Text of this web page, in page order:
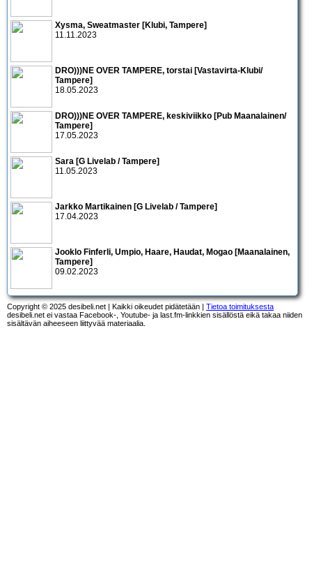
Xysma, Sweatmaster [Klubi, Tampere]
11.11.2023
DRO)))NE OVER TAMPERE, torstai [Vastavirta-Klubi/
Tampere]
18.05.2023
DRO)))NE OVER TAMPERE, keskiviikko [Pub Maanalainen/
Tampere]
17.05.2023
Sara [G Livelab / Tampere]
11.05.2023
Jarkko Martikainen [G Livelab / Tampere]
17.04.2023
Jooklo Finferli, Umpio, Haare, Haudat, Mogao [Maanalainen,
Tampere]
09.02.2023
Copyright © 2025 desibeli.net | Kaikki oikeudet pidätetään | Tietoa toimituksesta
desibeli.net ei vastaa Facebook-, Youtube- ja last.fm-linkkien sisällöstä eikä takaa niiden
sisältävän aiheeseen liittyvää materiaalia.